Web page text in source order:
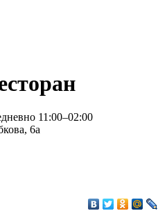
11:00–02:00
6а